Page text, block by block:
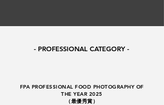
- PROFESSIONAL CATEGORY -
FPA PROFESSIONAL FOOD PHOTOGRAPHY OF
THE YEAR 2025
​（最優秀賞）